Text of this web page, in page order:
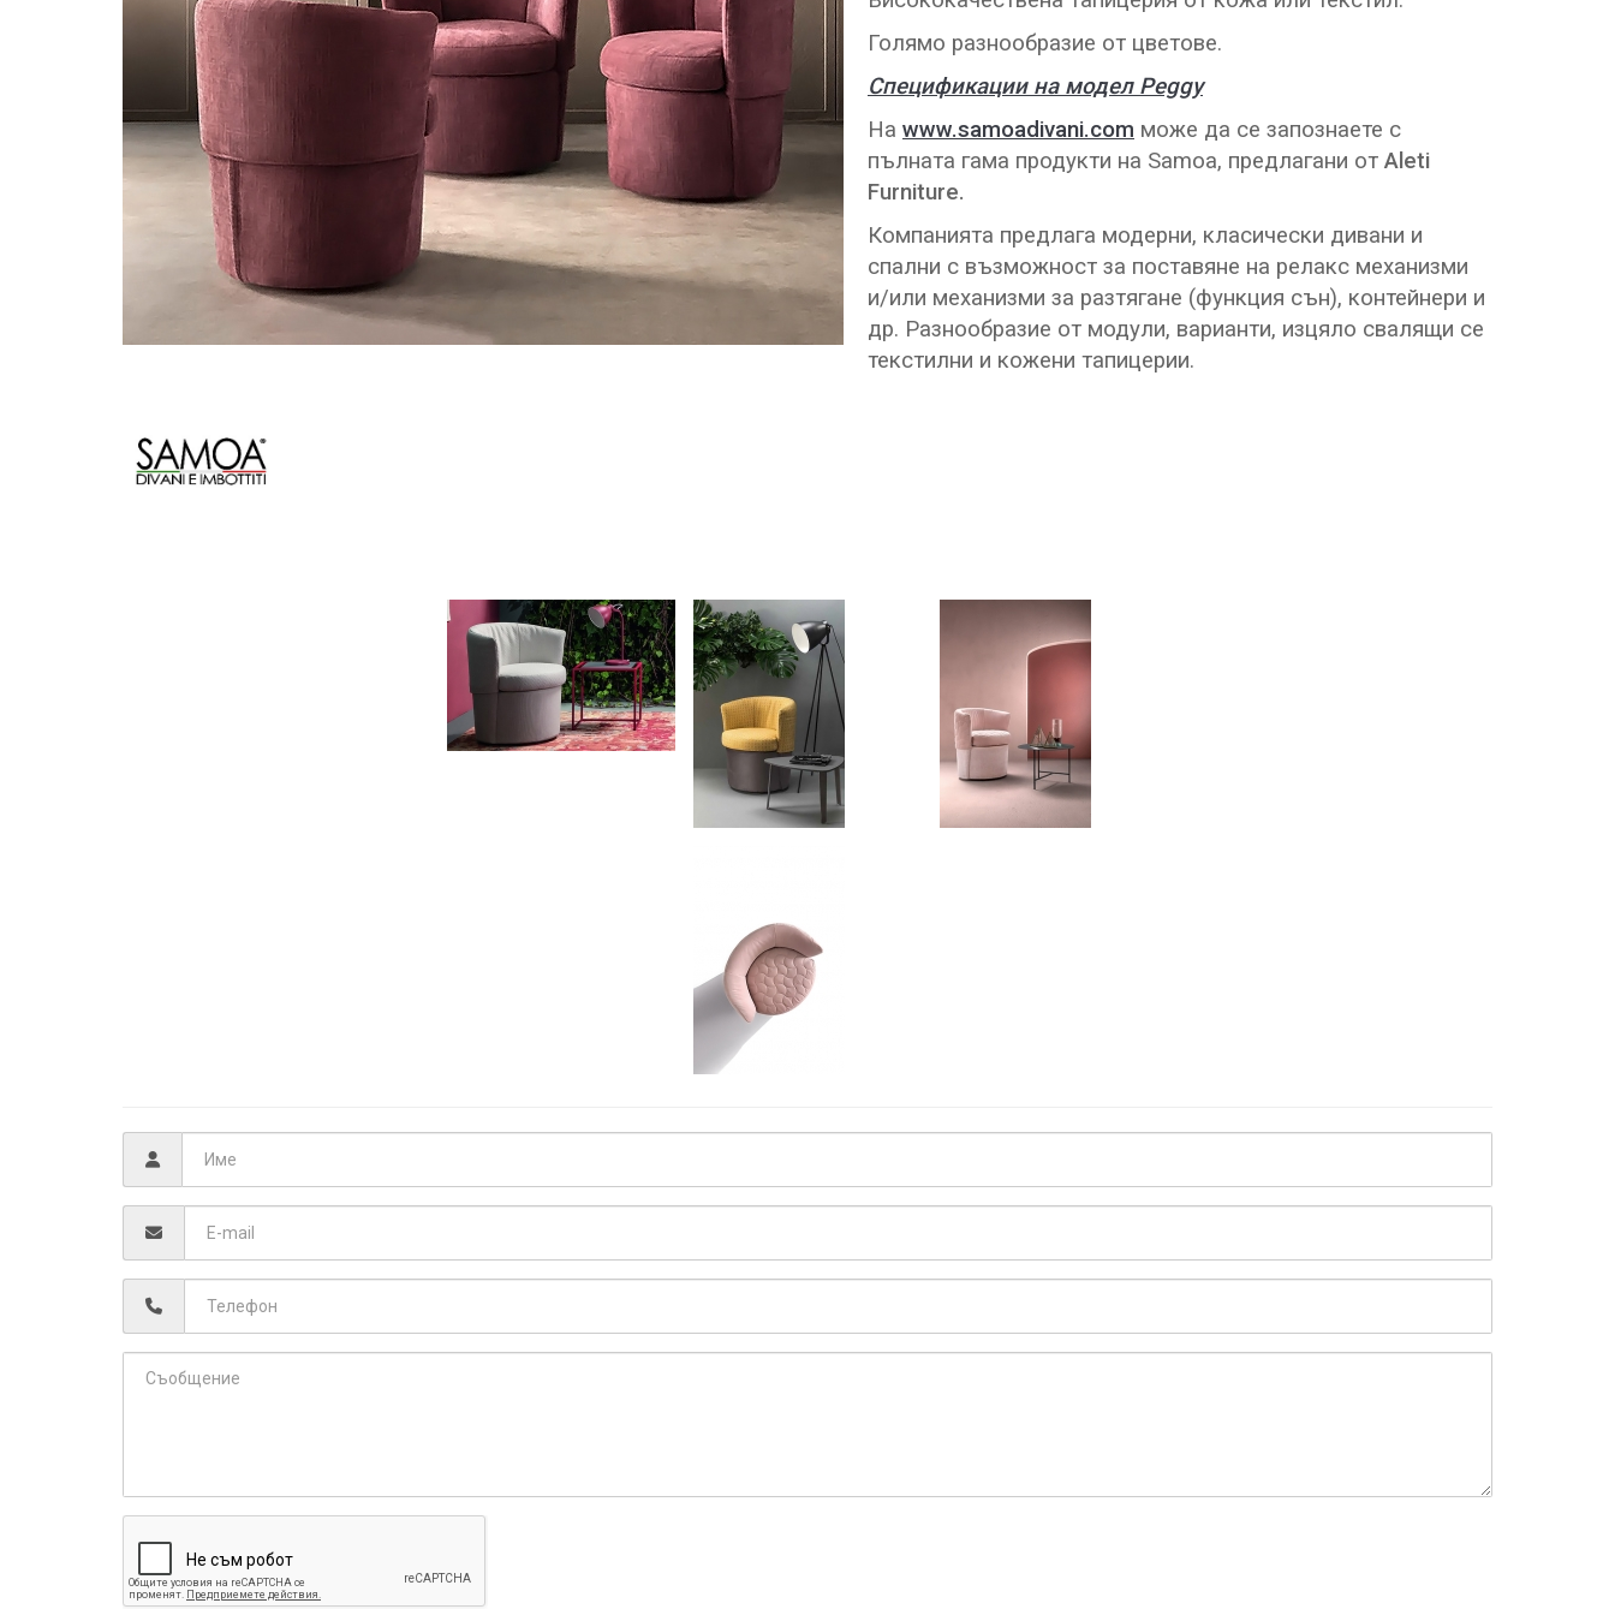
Голямо разнообразие от цветове.
Спецификации на модел Peggy
На www.samoadivani.com може да се запознаете с
пълната гама продукти на Samoa, предлагани от Aleti
Furniture.
Компанията предлага модерни, класически дивани и
спални с възможност за поставяне на релакс механизми
и/или механизми за разтягане (функция сън), контейнери и
др. Разнообразие от модули, варианти, изцяло свалящи се
текстилни и кожени тапицерии.